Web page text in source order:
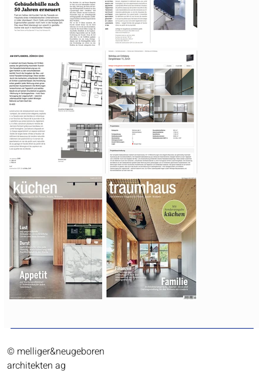
© melliger&neugeboren
architekten ag